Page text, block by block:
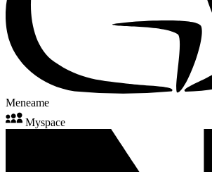
Meneame
Myspace